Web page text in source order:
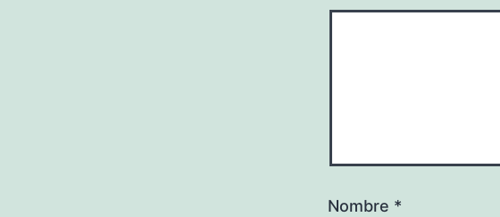
Nombre *